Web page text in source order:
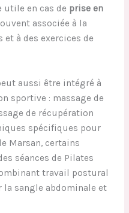
utile en cas de prise en
associée à la
à des exercices de
aussi être intégré à
sportive : massage de
de récupération
spécifiques pour
Marsan, certains
séances de Pilates
travail postural
sangle abdominale et